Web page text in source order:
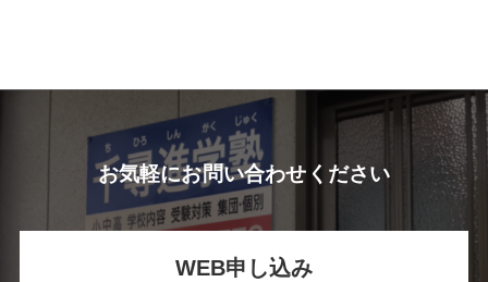
お気軽にお問い合わせください
WEB申し込み